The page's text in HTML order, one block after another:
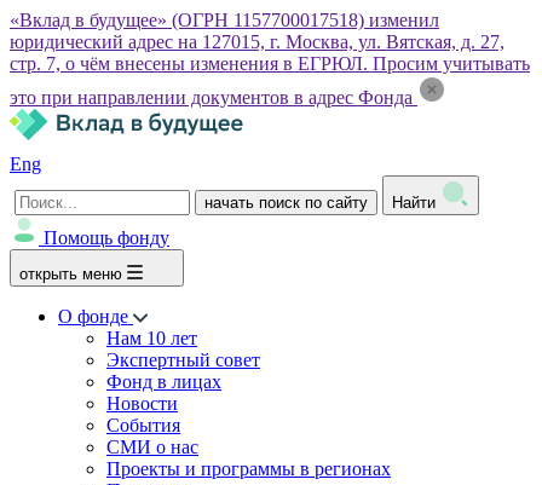
«Вклад в будущее» (ОГРН 1157700017518) изменил
юридический адрес на 127015, г. Москва, ул. Вятская, д. 27,
стр. 7, о чём внесены изменения в ЕГРЮЛ. Просим учитывать
это при направлении документов в адрес Фонда
Eng
начать поиск по сайту Найти
Помощь фонду
открыть меню
О фонде
Нам 10 лет
Экспертный совет
Фонд в лицах
Новости
События
СМИ о нас
Проекты и программы в регионах